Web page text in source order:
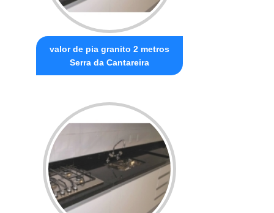
valor de pia granito 2 metros
Serra da Cantareira